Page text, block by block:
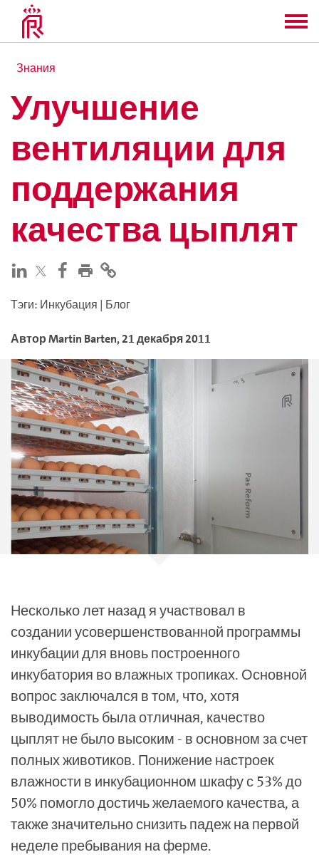
Знания
Улучшение
вентиляции для
поддержания
качества цыплят
Тэги: Инкубация | Блог
АвторMartin Barten,21 декабря 2011
Несколько лет назад я участвовал в
создании усовершенствованной программы
инкубации для вновь построенного
инкубатория во влажных тропиках. Основной
вопрос заключался в том, что, хотя
выводимость была отличная, качество
цыплят не было высоким - в основном за счет
полных животиков. Понижение настроек
влажности в инкубационном шкафу с 53% до
50% помогло достичь желаемого качества, а
также значительно снизить падеж на первой
неделе пребывания на ферме.